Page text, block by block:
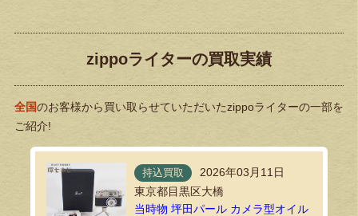
zippoライターの買取実績
全国のお客様から買い取らせていただいたzippoライターの一部を
ご紹介!
持込買取
2026年03月11日
東京都目黒区大橋
当時物 坪田パール カメラ型オイル